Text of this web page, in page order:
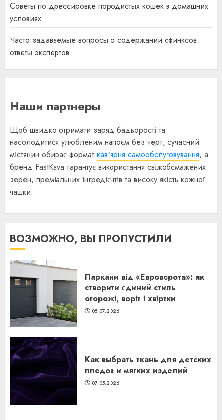
Советы по дрессировке породистых кошек в домашних
условиях
Часто задаваемые вопросы о содержании сфинксов:
ответы экспертов
Наши партнеры
Щоб швидко отримати заряд бадьорості та
насолодитися улюбленим напоєм без черг, сучасний
містянин обирає формат кавʼярня самообслуговування, а
бренд FastKava гарантує використання свіжобсмажених
зерен, преміальних інгредієнтів та високу якість кожної
чашки.
ВОЗМОЖНО, ВЫ ПРОПУСТИЛИ
Паркани від «Евроворота»: як
створити єдиний стиль
огорожі, воріт і хвіртки
05.07.2026
Как выбрать ткань для детских
пледов и мягких изделий
07.05.2026